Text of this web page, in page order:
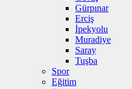
Gürpınar
Erciş
İpekyolu
Muradiye
Saray
Tuşba
Spor
Eğitim